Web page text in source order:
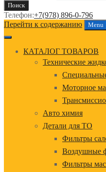
Поиск
Телефон:+7(978) 896-0-796
Перейти к содержанию
Menu
КАТАЛОГ ТОВАРОВ
Технические
Моторное
Авто химия
Детали для ТО
Фильтры
Воздушные
Фильтры